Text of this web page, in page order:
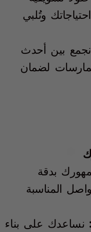
وتُلبي
نجمع بين أحدث
لضمان
بدقة
المناسبة
نساعدك على بناء